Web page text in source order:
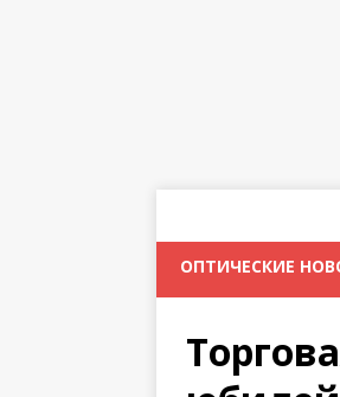
ОПТИЧЕСКИЕ